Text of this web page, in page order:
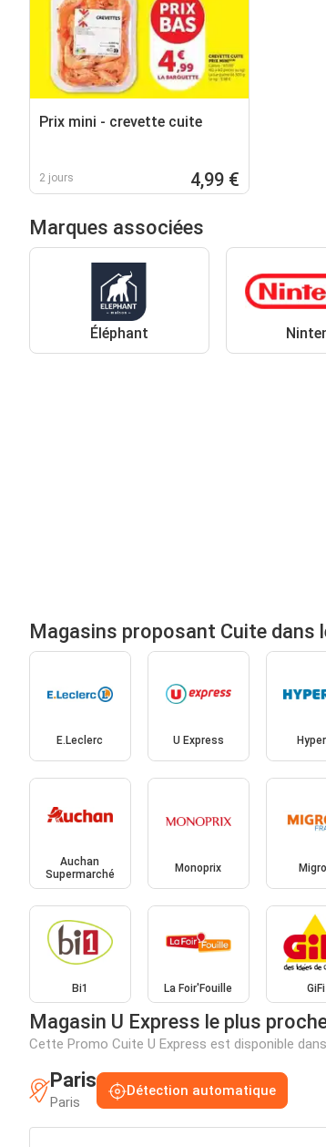
Prix mini - crevette cuite
2 jours 4,99 €
Marques associées
Éléphant
Magasins proposant Cuite dans
E.Leclerc U Express
Auchan
Supermarché
Monoprix
Bi1 La Foir'Fouille GiFi
Magasin U Express le plus
Cette Promo Cuite U Express est disponible
Paris
Paris
Détection automatique